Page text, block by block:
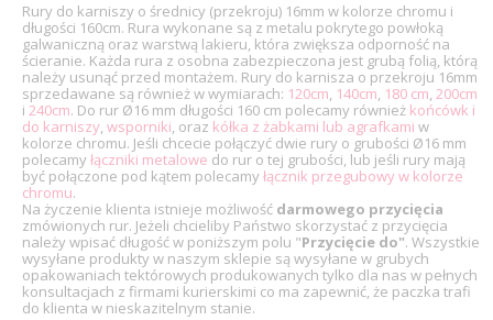
Rury do karniszy o średnicy (przekroju) 16mm w kolorze chromu i
długości 160cm. Rura wykonane są z metalu pokrytego powłoką
galwaniczną oraz warstwą lakieru, która zwiększa odporność na
ścieranie. Każda rura z osobna zabezpieczona jest grubą folią, którą
należy usunąć przed montażem. Rury do karnisza o przekroju 16mm
sprzedawane są również w wymiarach: 120cm, 140cm, 180 cm, 200cm
i 240cm. Do rur Ø16 mm długości 160 cm polecamy również końcówk i
do karniszy, wsporniki, oraz kółka z żabkami lub agrafkami w
kolorze chromu. Jeśli chcecie połączyć dwie rury o grubości Ø16 mm
polecamyłączniki metalowe do rur o tej grubości, lub jeśli rury mają
być połączone pod kątem polecamyłącznik przegubowy w kolorze
chromu.
Na życzenie klienta istnieje możliwość darmowego przycięcia
zmówionych rur. Jeżeli chcieliby Państwo skorzystać z przycięcia
należy wpisać długość w poniższym polu "Przycięcie do". Wszystkie
wysyłane produkty w naszym sklepie są wysyłane w grubych
opakowaniach tektórowych produkowanych tylko dla nas w pełnych
konsultacjach z firmami kurierskimi co ma zapewnić, że paczka trafi
do klienta w nieskazitelnym stanie.